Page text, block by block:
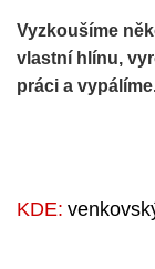
Vyzkoušíme
vlastní hlínu,
práci a
KDE: